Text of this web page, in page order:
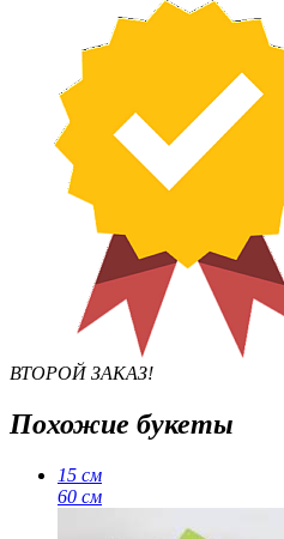
ВТОРОЙ ЗАКАЗ!
Похожие букеты
15 см
60 см